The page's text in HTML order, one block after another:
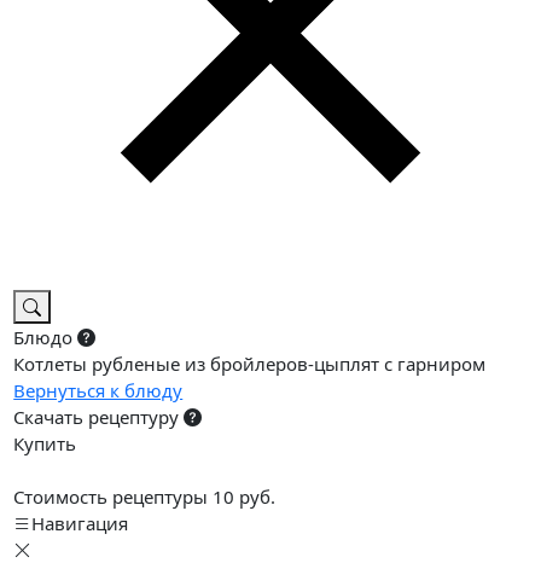
Блюдо
Котлеты рубленые из бройлеров-цыплят с гарниром
Вернуться к блюду
Скачать рецептуру
Купить
Стоимость рецептуры 10 руб.
Навигация